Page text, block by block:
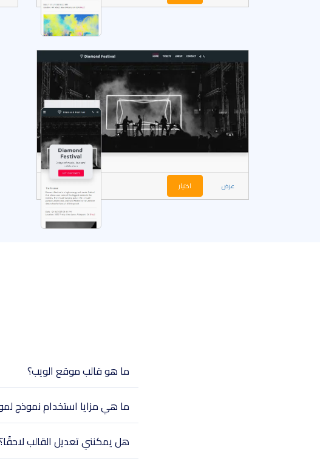
عرض اختيار
ما هو قالب موقع الويب؟
ما هي مزايا استخدام نموذج
هل يمكنني تعديل القالب